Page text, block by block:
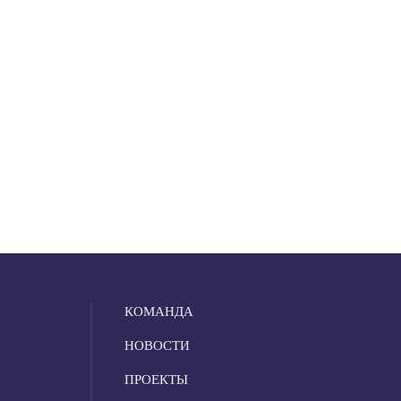
КОМАНДА
НОВОСТИ
ПРОЕКТЫ